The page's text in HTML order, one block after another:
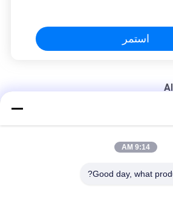
استمر
/ حلقة التروس الملتصقة
9:14 AM
Good day, what